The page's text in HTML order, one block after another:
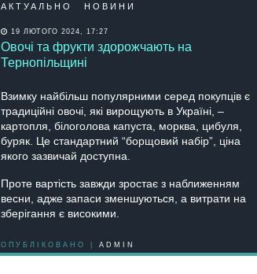
АКТУАЛЬНО НОВИНИ
19 ЛЮТОГО 2024, 17:27
Овочі та фрукти здорожчають на
Тернопільщині
Взимку найбільш популярними серед покупців є
традиційні овочі, які вирощують в Україні, –
картопля, білоголова капуста, морква, цибуля,
буряк. Це стандартний “борщовий набір”, ціна
якого зазвичай доступна.
Проте вартість завжди зростає з наближенням
весни, адже запаси зменшуються, а витрати на
зберігання є високими.
ОПУБЛІКОВАНО | ADMIN